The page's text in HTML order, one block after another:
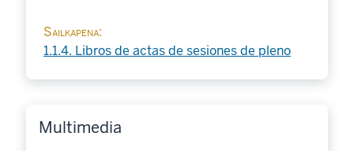
Sailkapena
1.1.4. Libros de actas de sesiones de pleno
Multimedia